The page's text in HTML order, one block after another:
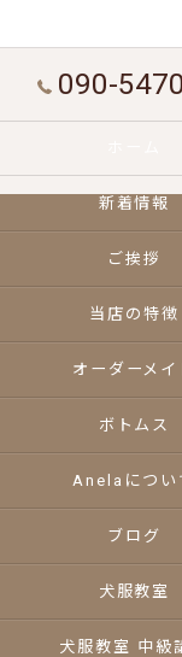
090-
新着情報
ご挨拶
当店の特徴
オーダーメイ
ボトムス
Anelaについ
ブログ
犬服教室
犬服教室 中級